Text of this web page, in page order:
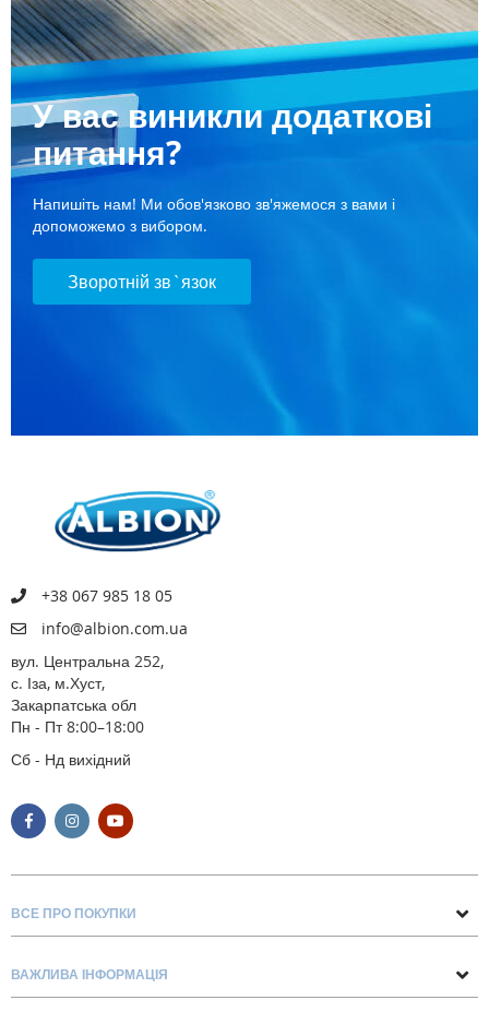
У вас виникли додаткові
питання?
Напишіть нам! Ми обов'язково зв'яжемося з вами і
допоможемо з вибором.
Зворотній зв`язок
+38 067 985 18 05
info@albion.com.ua
вул. Центральна 252,
с. Іза, м.Хуст,
Закарпатська обл
Пн - Пт 8:00–18:00
Сб - Нд вихідний
ВСЕ ПРО ПОКУПКИ
Про нас
ВАЖЛИВА ІНФОРМАЦІЯ